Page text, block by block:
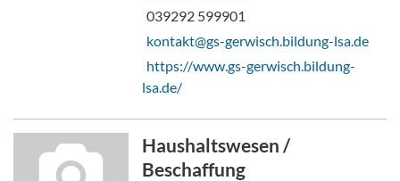
039292 599901
kontakt@gs-gerwisch.bildung-lsa.de
https://www.gs-gerwisch.bildung-
lsa.de/
Haushaltswesen /
Beschaffung